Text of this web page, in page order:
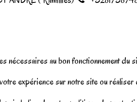
au bon fonctionnement du
expérience sur notre site ou